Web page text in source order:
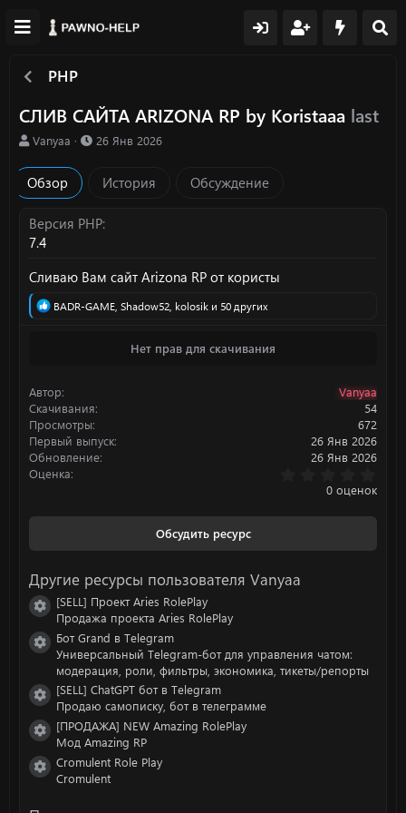
PHP
СЛИВ САЙТА ARIZONA RP by Koristaaa last
А
т
о
Vanyaa
Д
о
н
и
26 Янв 2026
Обзор История Обсуждение
Версия PHP
7.4
Сливаю Вам сайт Arizona RP от користы
Р
и
:
BADR-GAME, Shadow52, kolosik и 50 других
Нет прав для скачивания
Автор
Vanyaa
Скачивания
54
Просмотры
672
Первый выпуск
26 Янв 2026
Обновление
26 Янв 2026
Оценка
.
0
0 оценок
Обсудить ресурс
Другие ресурсы пользователя Vanyaa
Иконка ресурса
[SELL] Проект Aries RolePlay
Продажа проекта Aries RolePlay
Иконка ресурса
Бот Grand в Telegram
Универсальный Telegram-бот для управления чатом:
модерация, роли, фильтры, экономика, тикеты/репорты
Иконка ресурса
[SELL] ChatGPT бот в Telegram
Продаю самописку, бот в телеграмме
Иконка ресурса
[ПРОДАЖА] NEW Amazing RolePlay
Мод Amazing RP
Иконка ресурса
Cromulent Role Play
Cromulent